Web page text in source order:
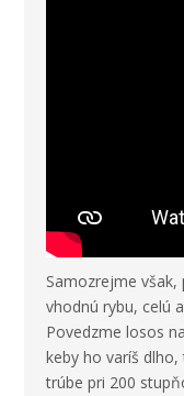
Samozrejme však,
vhodnú rybu, celú
Povedzme losos
keby ho varíš
trúbe pri 200